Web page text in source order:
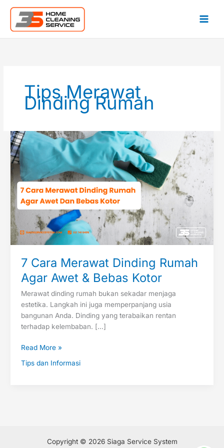
konten
Tips Merawat
Dinding Rumah
7 Cara Merawat Dinding Rumah
Agar Awet & Bebas Kotor
Merawat dinding rumah bukan sekadar menjaga
estetika. Langkah ini juga memperpanjang usia
bangunan Anda. Dinding yang terabaikan rentan
terhadap kelembaban. […]
7
Cara
Dinding
Rumah
Agar
Awet
Bebas
Kotor
Read More »
Tips dan Informasi
Copyright © 2026 Siaga Service System